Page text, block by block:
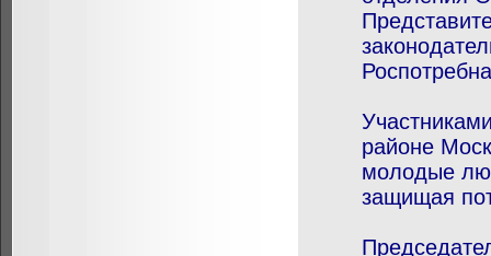
районе
молодые
защищая